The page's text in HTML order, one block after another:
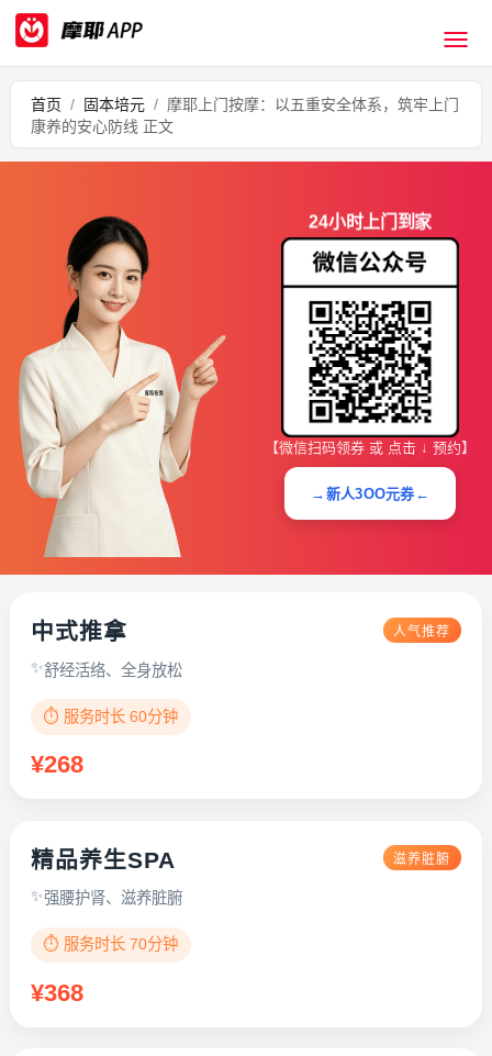
首页 / 固本培元 / 摩耶上门按摩：以五重安全体系，筑牢上门
康养的安心防线 正文
24小时上门到家
【微信扫码领券 或 点击 ↓ 预约】
→新人3OO元券←
中式推拿 人气推荐
舒经活络、全身放松
⏱️ 服务时长 60分钟
¥268
精品养生SPA 滋养脏腑
强腰护肾、滋养脏腑
⏱️ 服务时长 70分钟
¥368